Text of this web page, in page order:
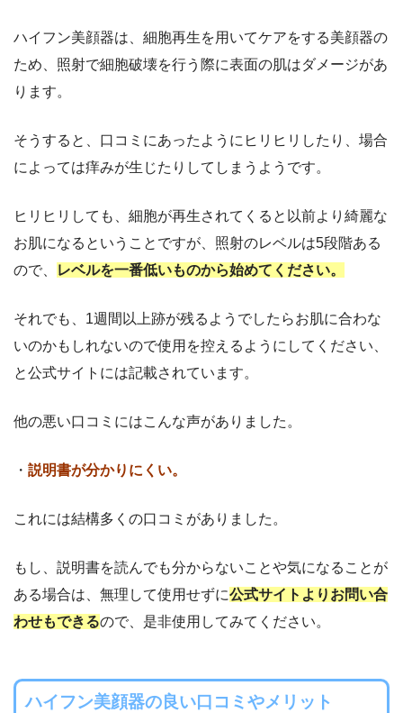
ハイフン美顔器は、細胞再生を用いてケアをする美顔器の
ため、 照射で細胞破壊を行う際に表面の肌はダメージがあ
ります。
そうすると、口コミにあったようにヒリヒリしたり、場合
によっては痒みが生じたりしてしまうようです。
ヒリヒリしても、細胞が再生されてくると以前より綺麗な
お肌になるということですが、照射のレベルは5段階ある
ので、
レベルを一番低いものから始めてください。
それでも、1週間以上跡が残るようでしたらお肌に合わな
いのかもしれないので使用を控えるようにしてください、
と公式サイトには記載されています。
他の悪い口コミにはこんな声がありました。
・ 説明書が分かりにくい。
これには結構多くの口コミがありました。
もし、説明書を読んでも分からないことや気になることが
ある場合は、無理して使用せずに公式サイトよりお問い合
わせもできるので、是非使用してみてください。
ハイフン美顔器の良い口コミやメリット